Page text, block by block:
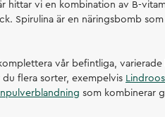
hittar vi en kombination av B-
Spirulina är en näringsbomb
vår befintliga,
du flera sorter, exempelvis
som kombinerar